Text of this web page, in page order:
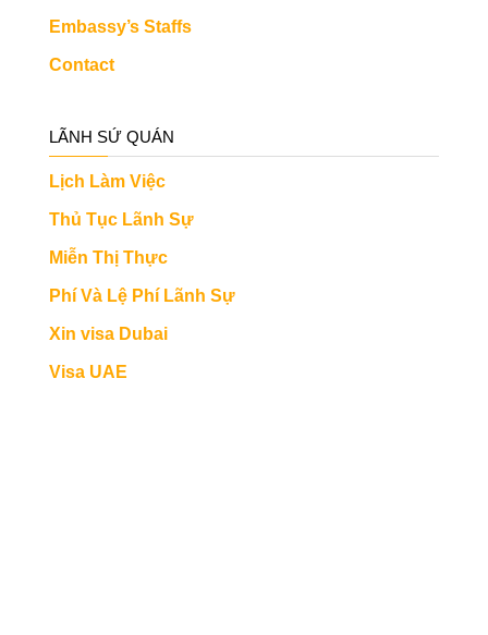
Embassy’s Staffs
Contact
LÃNH SỨ QUÁN
Lịch Làm Việc
Thủ Tục Lãnh Sự
Miễn Thị Thực
Phí Và Lệ Phí Lãnh Sự
Xin visa Dubai
Visa UAE